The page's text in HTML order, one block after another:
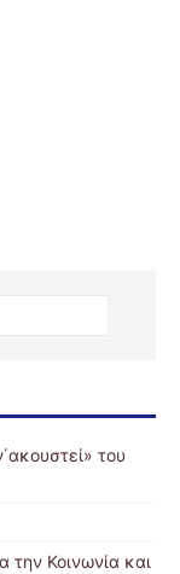
του
την Κοινωνία και